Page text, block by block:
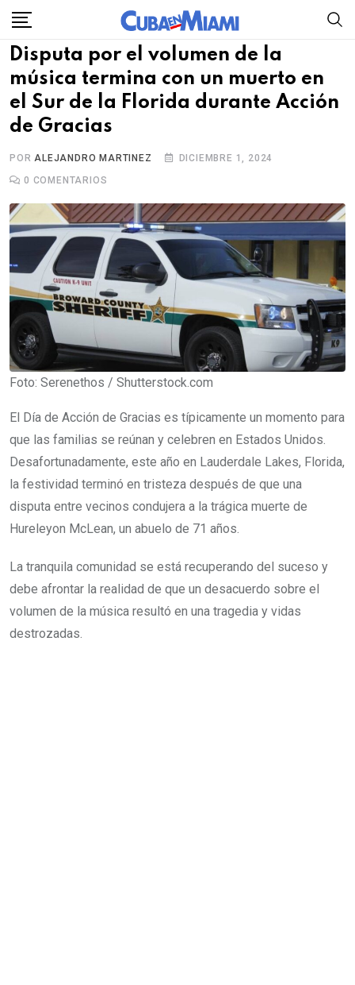
Skip
content
Disputa por el volumen de la
música termina con un muerto en
el Sur de la Florida durante Acción
de Gracias
PORALEJANDRO MARTINEZ
DICIEMBRE 1, 2024
0 COMENTARIOS
Foto: Serenethos / Shutterstock.com
El Día de Acción de Gracias es típicamente un momento para
que las familias se reúnan y celebren en Estados Unidos.
Desafortunadamente, este año en Lauderdale Lakes, Florida,
la festividad terminó en tristeza después de que una
disputa entre vecinos condujera a la trágica muerte de
Hureleyon McLean, un abuelo de 71 años.
La tranquila comunidad se está recuperando del suceso y
debe afrontar la realidad de que un desacuerdo sobre el
volumen de la música resultó en una tragedia y vidas
destrozadas.